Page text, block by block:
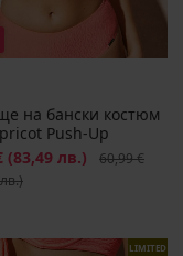
на бански костюм
Push-Up
(83,49 лв.)
60,99 €
LIMITED